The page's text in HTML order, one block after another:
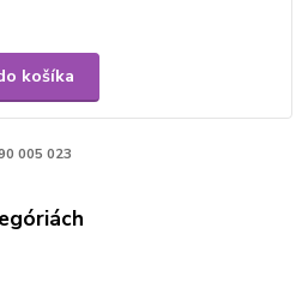
košíka
005 023